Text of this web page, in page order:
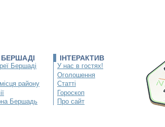
Бершаді
району
Бершадь
ІНТЕРАКТИВ
У нас в гостях!
Оголошення
Статті
Гороскоп
Про сайт